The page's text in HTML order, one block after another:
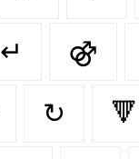
↵ ⚣
↻ 🔻